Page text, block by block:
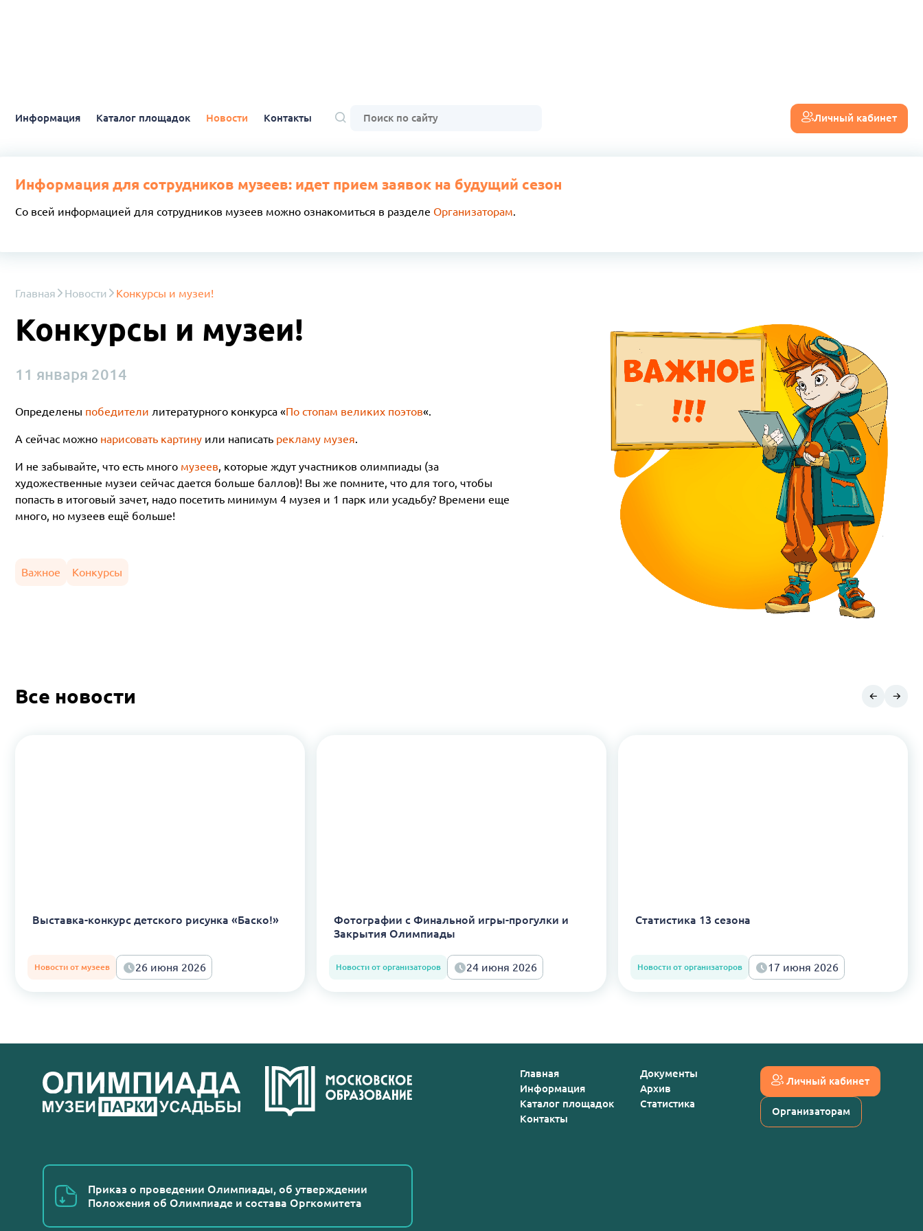
Информация Каталог площадок Новости Контакты Личный кабинет
Информация для сотрудников музеев: идет прием заявок на будущий сезон
Со всей информацией для сотрудников музеев можно ознакомиться в разделе Организаторам.
Главная Новости Конкурсы и музеи!
Конкурсы и музеи!
11 января 2014
Определены победители литературного конкурса «По стопам великих поэтов«.
А сейчас можно нарисовать картину или написать рекламу музея
И не забывайте, что есть много музеев , которые ждут участников олимпиады (за
художественные музеи сейчас дается больше баллов)! Вы же помните, что для того, чтобы
попасть в итоговый зачет, надо посетить минимум 4 музея и 1 парк или усадьбу? Времени еще
много, но музеев ещё больше!
Важное Конкурсы
Все новости
Выставка-конкурс детского рисунка «Баско!»
Новости от музеев 26 июня 2026
Фотографии с Финальной игры-прогулки и
Закрытия Олимпиады
Новости от организаторов 24 июня 2026
Статистика 13 сезона
Новости от организаторов 17 июня 2026
Приказ о проведении Олимпиады, об утверждении
Положения об Олимпиаде и состава Оргкомитета
Главная
Информация
Каталог площадок
Контакты
Документы
Архив
Статистика
Личный кабинет
Организаторам